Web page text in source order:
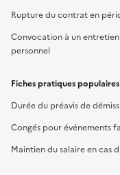
Rupture du contrat en
Convocation à un
personnel
Fiches pratiques populaires
Durée du préavis de
Congés pour événements
Maintien du salaire en cas